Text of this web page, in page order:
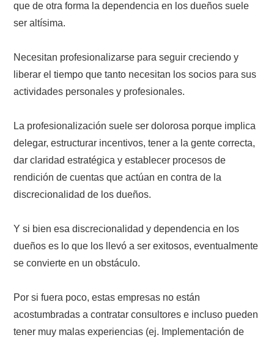
que de otra forma la dependencia en los dueños suele
ser altísima.
Necesitan profesionalizarse para seguir creciendo y
liberar el tiempo que tanto necesitan los socios para sus
actividades personales y profesionales.
La profesionalización suele ser dolorosa porque implica
delegar, estructurar incentivos, tener a la gente correcta,
dar claridad estratégica y establecer procesos de
rendición de cuentas que actúan en contra de la
discrecionalidad de los dueños.
Y si bien esa discrecionalidad y dependencia en los
dueños es lo que los llevó a ser exitosos, eventualmente
se convierte en un obstáculo.
Por si fuera poco, estas empresas no están
acostumbradas a contratar consultores e incluso pueden
tener muy malas experiencias (ej. Implementación de